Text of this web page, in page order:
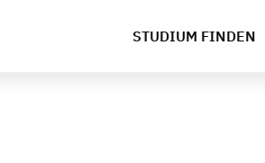
STUDIUM FINDEN